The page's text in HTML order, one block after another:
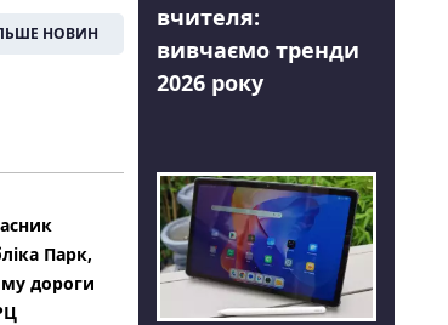
НОВИН
Парк,
дороги
вчителя:
вивчаємо тренди
2026 року